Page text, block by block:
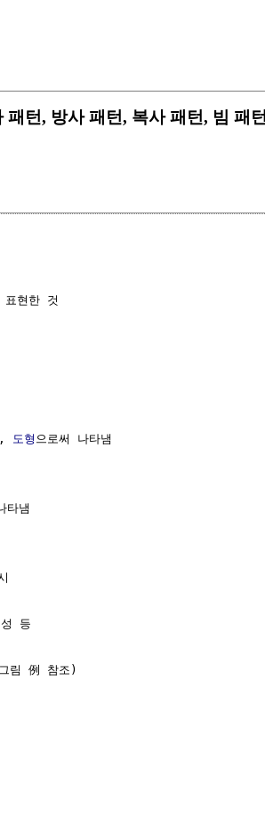
턴, 방사 패턴, 복사 패턴, 빔 패턴
표현한 것
도형 으로써 나타냄
타냄
성 등
림 例 참조)